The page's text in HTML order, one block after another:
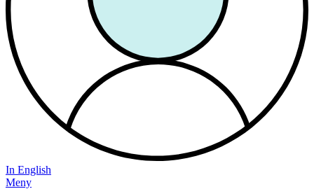
In English
Meny